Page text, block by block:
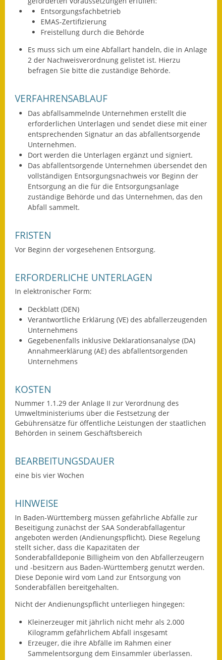
Eröffnungsbilanz
Getrennte
Grundsteuerreform
Wasserversorgung
Mitarbeiter
Notruftafel
Leben
Baugebiete & Bauplätze
Bauwasser/Wasser/Abwasser
Flächennutzungsplan
Gerätehütten
Rückstausicherung von
Gebäuden
Hochwassergefahrenkarte
Gemeindehalle und
Bürgerhaus
Grundschule &
Kernzeitbetreuung
Integration und Asyl
Entsorgungsfachbetrieb
EMAS-Zertifizierung
Freistellung durch die Behörde
Es muss sich um eine Abfallart handeln, die in Anlage
2 der Nachweisverordnung gelistet ist. Hierzu
befragen Sie bitte die zuständige Behörde.
VERFAHRENSABLAUF
Das abfallsammelnde Unternehmen erstellt die
erforderlichen Unterlagen und sendet diese mit einer
entsprechenden Signatur an das abfallentsorgende
Unternehmen.
Dort werden die Unterlagen ergänzt und signiert.
Das abfallentsorgende Unternehmen übersendet den
vollständigen Entsorgungsnachweis vor Beginn der
Entsorgung an die für die Entsorgungsanlage
zuständige Behörde und das Unternehmen, das den
Abfall sammelt.
FRISTEN
Vor Beginn der vorgesehenen Entsorgung.
ERFORDERLICHE UNTERLAGEN
In elektronischer Form:
Deckblatt (DEN)
Verantwortliche Erklärung (VE) des abfallerzeugenden
Unternehmens
Gegebenenfalls inklusive Deklarationsanalyse (DA)
Annahmeerklärung (AE) des abfallentsorgenden
Unternehmens
KOSTEN
Nummer 1.1.29 der Anlage II zur Verordnung des
Umweltministeriums über die Festsetzung der
Gebührensätze für öffentliche Leistungen der staatlichen
Behörden in seinem Geschäftsbereich
BEARBEITUNGSDAUER
eine bis vier Wochen
HINWEISE
In Baden-Württemberg müssen gefährliche Abfälle zur
Beseitigung zunächst der SAA Sonderabfallagentur
angeboten werden (Andienungspflicht). Diese Regelung
stellt sicher, dass die Kapazitäten der
Sonderabfalldeponie Billigheim von den Abfallerzeugern
und -besitzern aus Baden-Württemberg genutzt werden.
Diese Deponie wird vom Land zur Entsorgung von
Sonderabfällen bereitgehalten.
Nicht der Andienungspflicht unterliegen hingegen:
Kleinerzeuger mit jährlich nicht mehr als 2.000
Kilogramm gefährlichem Abfall insgesamt
Erzeuger, die ihre Abfälle im Rahmen einer
Sammelentsorgung dem Einsammler überlassen.